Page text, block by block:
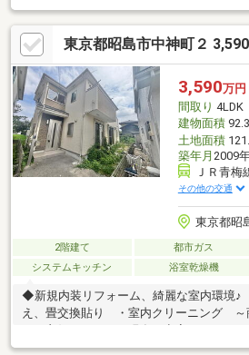
ば、杉の無垢床が迎えてくれる心安らぐ
面では電動自転車での買い物が可能です
ト・売り主物件、諸経費がお得です。・フ
引越可、追加工事一切不要です。・2026
予定、以下工事内容。全窓・断熱材交換
に国産杉の無垢材施工キッチン・浴室・洗
器、クロス張替え、照明器具も交換駐車可
東京都昭島市中神町２
3,590万円
間取り 4LDK
建物面積
土地面積
築年月 2009
ＪＲ青
その他の交通
東京都昭
2階建て 都市ガス
システムキッチン
浴室乾燥機
◆新規内装リフォーム、綺麗な室内環境
え、畳交換貼り ・室内クリーニング ～
でも見学が可能です ・南向きのリビング